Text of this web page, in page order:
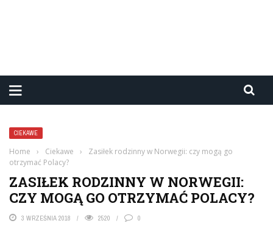
CIEKAWE
Home › Ciekawe ›
Zasiłek rodzinny w Norwegii: czy mogą go
otrzymać Polacy?
ZASIŁEK RODZINNY W NORWEGII:
CZY MOGĄ GO OTRZYMAĆ POLACY?
3 WRZEŚNIA 2018 2520 0